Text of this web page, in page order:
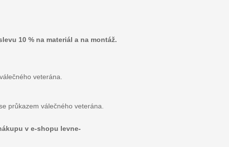
10 % na materiál a na montáž.
veterána.
průkazem válečného veterána.
v e-shopu levne-